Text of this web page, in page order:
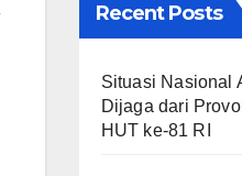
Recent Posts
Situasi Nasional
Dijaga dari
HUT ke-81 RI